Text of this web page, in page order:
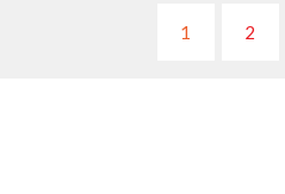
1 2